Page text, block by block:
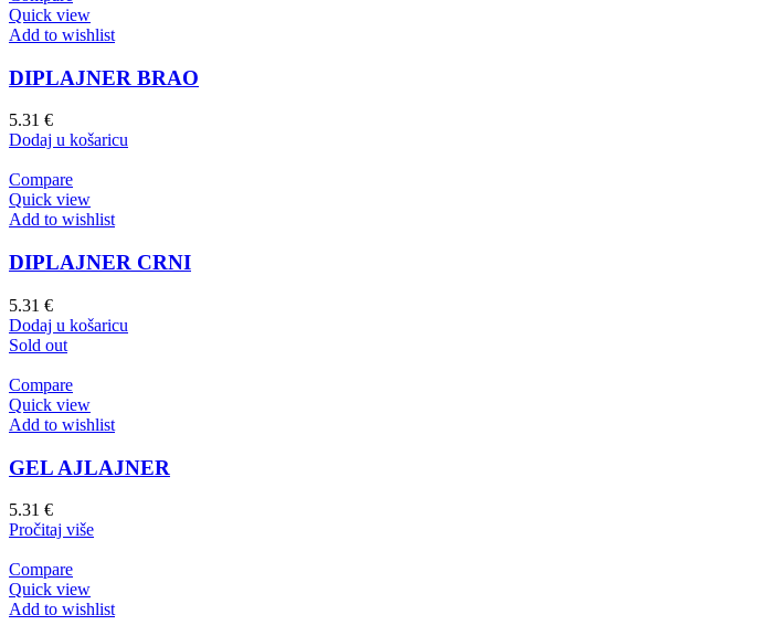
Quick view
Add to wishlist
DIPLAJNER BRAO
5.31 €
Dodaj u košaricu
Compare
Quick view
Add to wishlist
DIPLAJNER CRNI
5.31 €
Dodaj u košaricu
Sold out
Compare
Quick view
Add to wishlist
GEL AJLAJNER
5.31 €
Pročitaj više
Compare
Quick view
Add to wishlist